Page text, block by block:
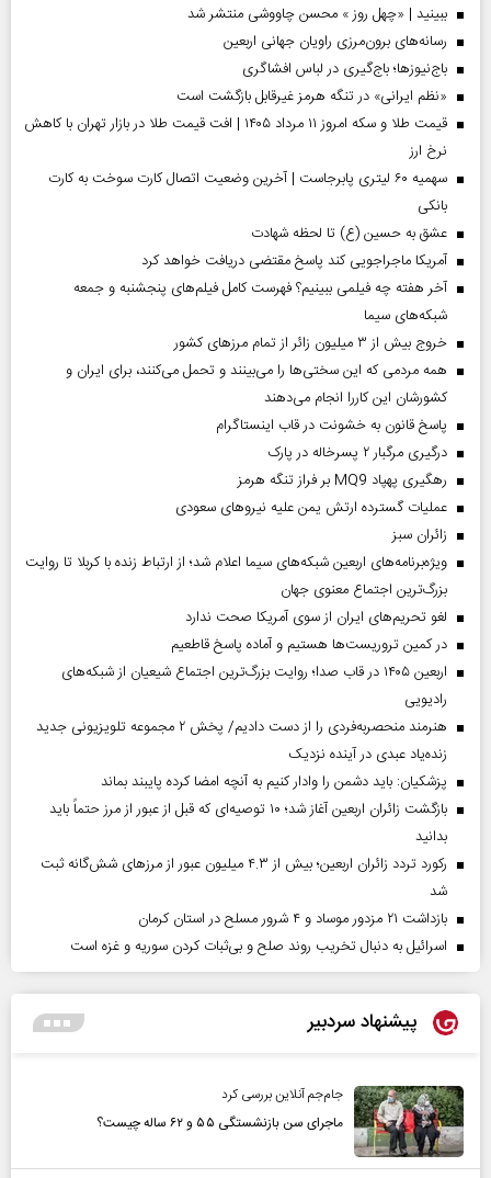
ببینید | «چهل روز » محسن چاووشی منتشر شد
رسانه‌های برون‌مرزی راویان جهانی اربعین
باج‌نیوزها؛ باج‌گیری در لباس افشاگری
«نظم ایرانی» در تنگه هرمز غیرقابل بازگشت است
قیمت طلا و سکه امروز ۱۱ مرداد ۱۴۰۵ | افت قیمت طلا در بازار تهران با کاهش
نرخ ارز
سهمیه ۶۰ لیتری پابرجاست | آخرین وضعیت اتصال کارت سوخت به کارت
بانکی
عشق به حسین (ع) تا لحظه شهادت
آمریکا ماجراجویی کند پاسخ مقتضی دریافت خواهد کرد
آخر هفته چه فیلمی ببینیم؟ فهرست کامل فیلم‌های پنجشنبه و جمعه
شبکه‌های سیما
خروج بیش از ۳ میلیون زائر از تمام مرز‌های کشور
همه مردمی که این سختی‌ها را می‌بینند و تحمل می‌کنند، برای ایران و
کشورشان این کاررا انجام می‌دهند
پاسخ قانون به خشونت در قاب اینستاگرام
درگیری مرگبار ۲ پسرخاله در پارک
رهگیری پهپاد MQ9 بر فراز تنگه هرمز
عملیات گسترده ارتش یمن علیه نیروهای سعودی
‌زائران سبز
ویژه‌برنامه‌های اربعین شبکه‌های سیما اعلام شد؛ از ارتباط زنده با کربلا تا روایت
بزرگ‌ترین اجتماع معنوی جهان
لغو تحریم‌های ایران از سوی آمریکا صحت ندارد
در کمین تروریست‌ها هستیم و آماده پاسخ قاطعیم
اربعین ۱۴۰۵ در قاب صدا؛ روایت بزرگ‌ترین اجتماع شیعیان از شبکه‌های
رادیویی
هنرمند منحصر‌به‌فردی را از دست دادیم/ پخش ۲ مجموعه تلویزیونی جدید
زنده‌یاد عبدی در آینده نزدیک
پزشکیان: باید دشمن را وادار کنیم به آنچه امضا کرده پایبند بماند
بازگشت زائران اربعین آغاز شد؛ ۱۰ توصیه‌ای که قبل از عبور از مرز حتماً باید
بدانید
رکورد تردد زائران اربعین؛ بیش از ۴.۳ میلیون عبور از مرزهای شش‌گانه ثبت
شد
بازداشت ۲۱ مزدور موساد و ۴ شرور مسلح در استان کرمان
اسرائیل به دنبال تخریب روند صلح و بی‌ثبات کردن سوریه و غزه است
پیشنهاد سردبیر
جام‌جم آنلاین بررسی کرد
ماجرای سن بازنشستگی ۵۵ و ۶۲ ساله چیست؟